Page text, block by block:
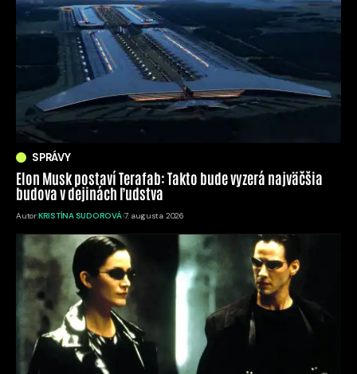
SPRÁVY
Elon Musk postaví Terafab: Takto bude vyzerá najväčšia
budova v dejinách ľudstva
Autor:KRISTÍNA SUDOROVÁ 7. augusta 2026